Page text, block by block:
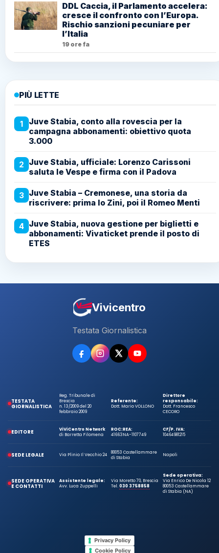
DDL Caccia, il Parlamento accelera:
cresce il confronto con l’Europa.
Rischio sanzioni pecuniare per
l’Italia
19 ore fa
PIÙ LETTE
1
Juve Stabia, conto alla rovescia per la
campagna abbonamenti: obiettivo quota
3.000
2 Juve Stabia, ufficiale: Lorenzo Carissoni
saluta le Vespe e firma con il Padova
3 Juve Stabia – Cremonese, una storia da
riscrivere: prima lo Zini, poi il Romeo Menti
4 Juve Stabia, nuova gestione per biglietti e
abbonamenti: Vivaticket prende il posto di
ETES
Vivicentro
Testata Giornalistica
TESTATA
GIORNALISTICA
Reg. Tribunale di
Brescia
n. 13/2009 del 20
febbraio 2009
Referente:
Dott. Mario VOLLONO
Direttore
responsabile:
Dott. Francesco
CECORO
EDITORE
ViViCentro Network
di Barretta Filomena
ROC:
41663
REA:
NA-1107749
CF/P. IVA:
10464981215
SEDE LEGALE Via Plinio Il Vecchio 24
80053 Castellammare
di Stabia
Napoli
SEDE OPERATIVA
E CONTATTI
Assistente legale:
Avv. Luca Zuppelli
Via Moretto 70, Brescia
Tel.030 3758858
Sede operativa:
Via Enrico De Nicola 12
80053 Castellammare
di Stabia (NA)
Privacy Policy
Cookie Policy